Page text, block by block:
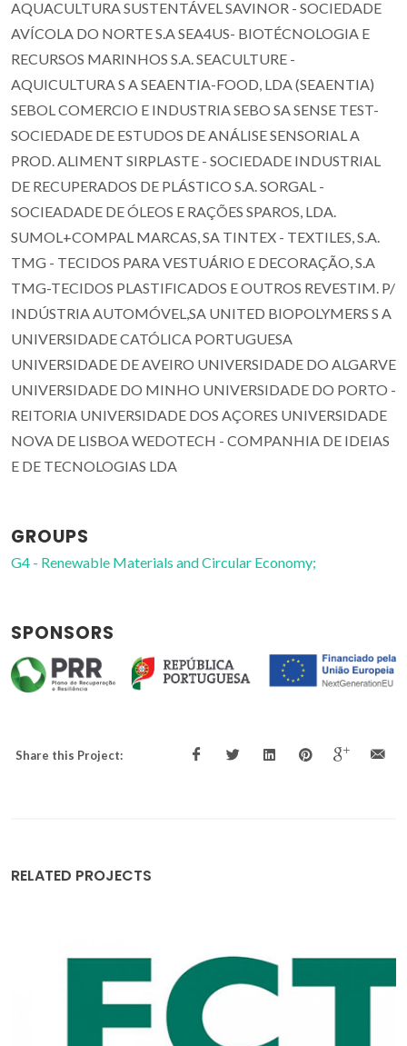
AQUACULTURA SUSTENTÁVEL SAVINOR - SOCIEDADE
AVÍCOLA DO NORTE S.A SEA4US- BIOTÉCNOLOGIA E
RECURSOS MARINHOS S.A. SEACULTURE -
AQUICULTURA S A SEAENTIA-FOOD, LDA (SEAENTIA)
SEBOL COMERCIO E INDUSTRIA SEBO SA SENSE TEST-
SOCIEDADE DE ESTUDOS DE ANÁLISE SENSORIAL A
PROD. ALIMENT SIRPLASTE - SOCIEDADE INDUSTRIAL
DE RECUPERADOS DE PLÁSTICO S.A. SORGAL -
SOCIEADADE DE ÓLEOS E RAÇÕES SPAROS, LDA.
SUMOL+COMPAL MARCAS, SA TINTEX - TEXTILES, S.A.
TMG - TECIDOS PARA VESTUÁRIO E DECORAÇÃO, S.A
TMG-TECIDOS PLASTIFICADOS E OUTROS REVESTIM. P/
INDÚSTRIA AUTOMÓVEL,SA UNITED BIOPOLYMERS S A
UNIVERSIDADE CATÓLICA PORTUGUESA
UNIVERSIDADE DE AVEIRO UNIVERSIDADE DO ALGARVE
UNIVERSIDADE DO MINHO UNIVERSIDADE DO PORTO -
REITORIA UNIVERSIDADE DOS AÇORES UNIVERSIDADE
NOVA DE LISBOA WEDOTECH - COMPANHIA DE IDEIAS
E DE TECNOLOGIAS LDA
GROUPS
G4 - Renewable Materials and Circular Economy;
SPONSORS
Share this Project:
RELATED PROJECTS